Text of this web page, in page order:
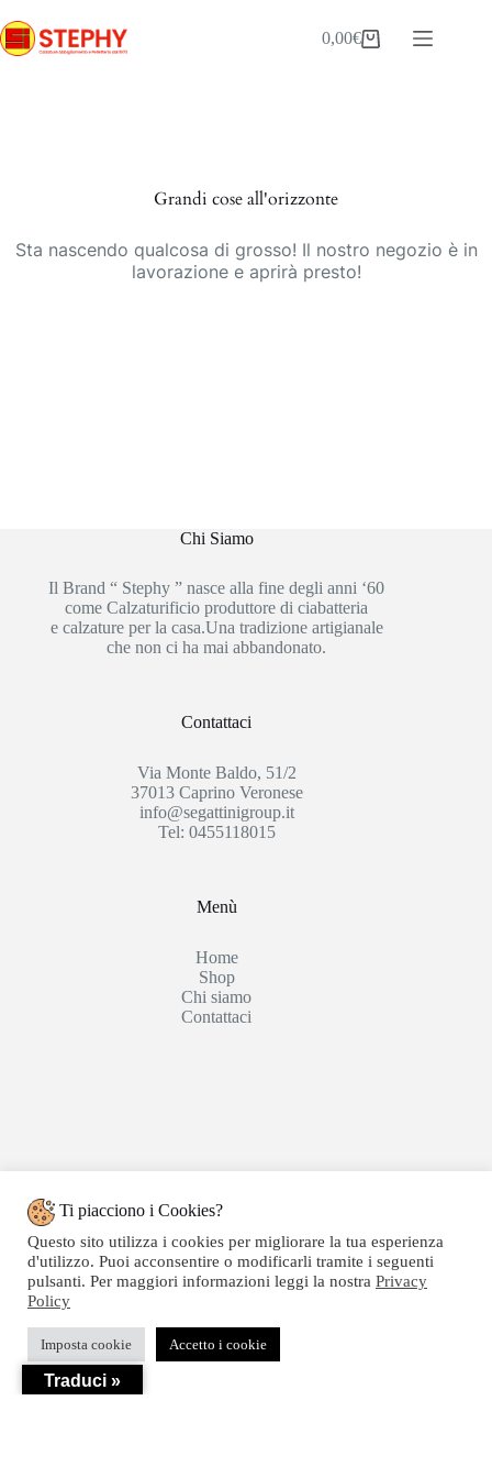
al
contenuto
Carrello
0,00€
Grandi cose all'orizzonte
Sta nascendo qualcosa di grosso! Il nostro negozio è in
lavorazione e aprirà presto!
Chi Siamo
Il Brand “ Stephy ” nasce alla fine degli anni ‘60
come Calzaturificio produttore di ciabatteria
e calzature per la casa.Una tradizione artigianale
che non ci ha mai abbandonato.
Contattaci
Via Monte Baldo, 51/2
37013 Caprino Veronese
info@segattinigroup.it
Tel: 0455118015
Menù
Home
Shop
Chi siamo
Contattaci
Copyright © 2020 SEGATTINI GROUP SRL - Web
powered by Dylog Italia S.p.a. - P.IVA 04550820239
Privacy
Ti piacciono i Cookies?
Questo sito utilizza i cookies per migliorare la tua esperienza
d'utilizzo. Puoi acconsentire o modificarli tramite i seguenti
pulsanti. Per maggiori informazioni leggi la nostra Privacy
Policy
Imposta cookie Accetto i cookie
Traduci »